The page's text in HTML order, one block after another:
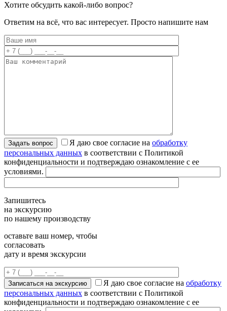
Хотите обсудить какой-либо вопрос?
Ответим на всё, что вас интересует. Просто напишите нам
Я даю свое согласие на обработку
персональных данных в соответствии с Политикой
конфиденциальности и подтверждаю ознакомление с ее
условиями.
Запишитесь
на экскурсию
по нашему производству
оставьте ваш номер, чтобы
согласовать
дату и время экскурсии
Я даю свое согласие на обработку
персональных данных в соответствии с Политикой
конфиденциальности и подтверждаю ознакомление с ее